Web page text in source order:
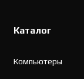
Каталог
Компьютеры